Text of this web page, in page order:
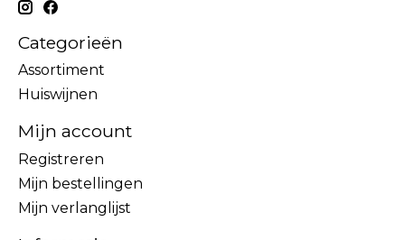
Categorieën
Assortiment
Huiswijnen
Mijn account
Registreren
Mijn bestellingen
Mijn verlanglijst